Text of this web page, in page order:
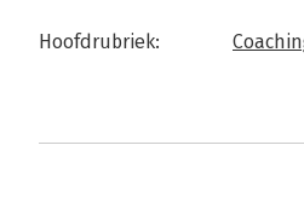
Hoofdrubriek: